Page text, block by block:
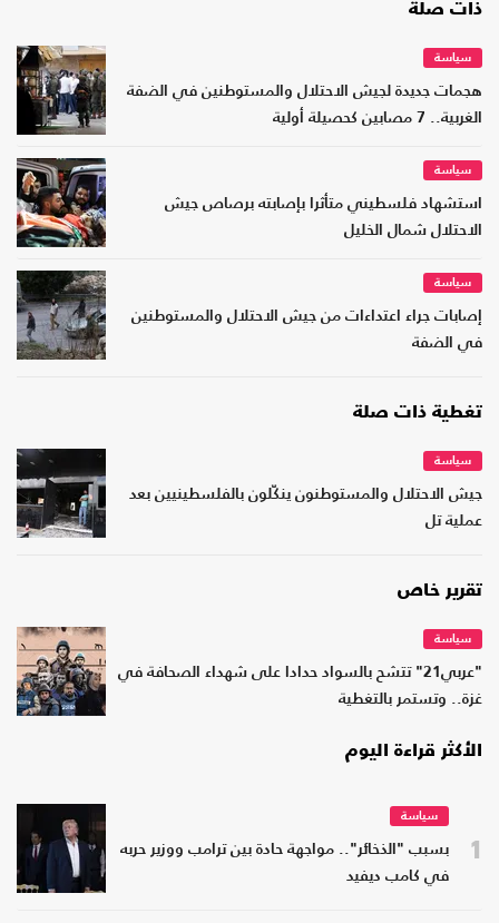
ذات صلة
سياسة
هجمات جديدة لجيش الاحتلال والمستوطنين في الضفة
الغربية.. 7 مصابين كحصيلة أولية
سياسة
استشهاد فلسطيني متأثرا بإصابته برصاص جيش
الاحتلال شمال الخليل
سياسة
إصابات جراء اعتداءات من جيش الاحتلال والمستوطنين
في الضفة
تغطية ذات صلة
سياسة
جيش الاحتلال والمستوطنون ينكّلون بالفلسطينيين بعد
عملية تل
تقرير خاص
سياسة
"عربي21" تتشح بالسواد حدادا على شهداء الصحافة في
غزة.. وتستمر بالتغطية
الأكثر قراءة اليوم
1
سياسة
بسبب "الذخائر".. مواجهة حادة بين ترامب ووزير حربه
في كامب ديفيد